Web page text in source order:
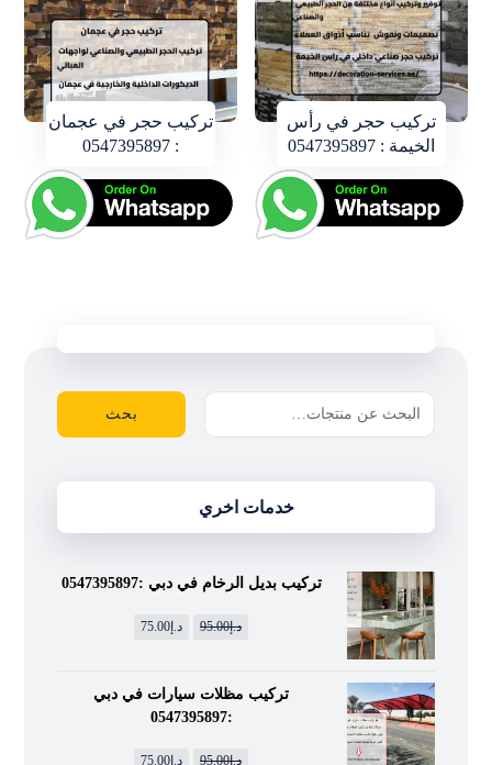
تركيب حجر في رأس
الخيمة : 0547395897
تركيب حجر في عجمان
: 0547395897
بحث
خدمات اخري
تركيب بديل الرخام في دبي :0547395897
د.إ95.00 د.إ75.00
تركيب مظلات سيارات في دبي
:0547395897
د.إ95.00 د.إ75.00